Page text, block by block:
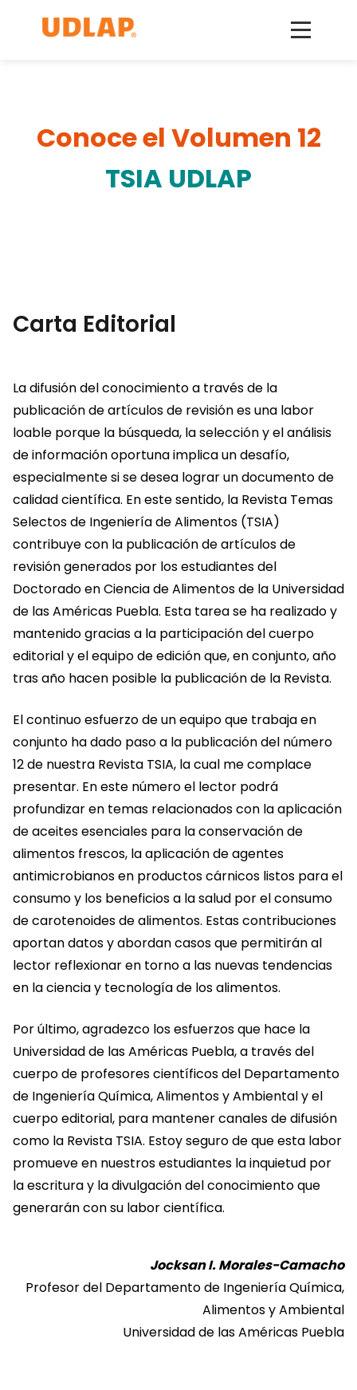
Conoce el Volumen 12
TSIA UDLAP
Carta Editorial
La difusión del conocimiento a través de la
publicación de artículos de revisión es una labor
loable porque la búsqueda, la selección y el análisis
de información oportuna implica un desafío,
especialmente si se desea lograr un documento de
calidad científica. En este sentido, la Revista Temas
Selectos de Ingeniería de Alimentos (TSIA)
contribuye con la publicación de artículos de
revisión generados por los estudiantes del
Doctorado en Ciencia de Alimentos de la Universidad
de las Américas Puebla. Esta tarea se ha realizado y
mantenido gracias a la participación del cuerpo
editorial y el equipo de edición que, en conjunto, año
tras año hacen posible la publicación de la Revista.
El continuo esfuerzo de un equipo que trabaja en
conjunto ha dado paso a la publicación del número
12 de nuestra Revista TSIA, la cual me complace
presentar. En este número el lector podrá
profundizar en temas relacionados con la aplicación
de aceites esenciales para la conservación de
alimentos frescos, la aplicación de agentes
antimicrobianos en productos cárnicos listos para el
consumo y los beneficios a la salud por el consumo
de carotenoides de alimentos. Estas contribuciones
aportan datos y abordan casos que permitirán al
lector reflexionar en torno a las nuevas tendencias
en la ciencia y tecnología de los alimentos.
Por último, agradezco los esfuerzos que hace la
Universidad de las Américas Puebla, a través del
cuerpo de profesores científicos del Departamento
de Ingeniería Química, Alimentos y Ambiental y el
cuerpo editorial, para mantener canales de difusión
como la Revista TSIA. Estoy seguro de que esta labor
promueve en nuestros estudiantes la inquietud por
la escritura y la divulgación del conocimiento que
generarán con su labor científica.
Jocksan I. Morales-Camacho
Profesor del Departamento de Ingeniería Química,
Alimentos y Ambiental
Universidad de las Américas Puebla